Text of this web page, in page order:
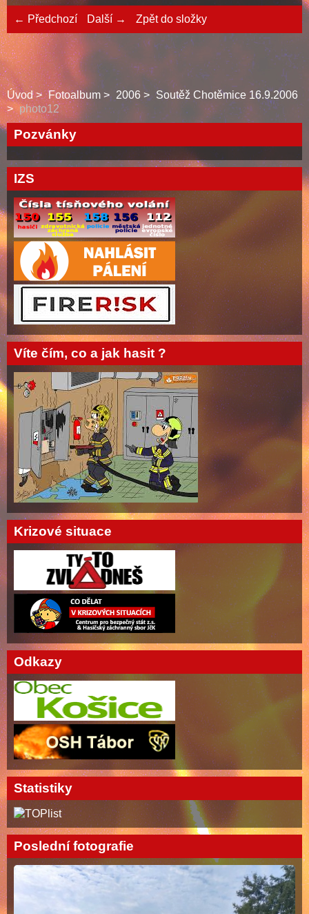
← Předchozí Další → Zpět do složky
Úvod Fotoalbum 2006
Soutěž Chotěmice 16.9.2006
photo12
Pozvánky
IZS
Víte čím, co a jak hasit ?
Krizové situace
Odkazy
Statistiky
Poslední fotografie